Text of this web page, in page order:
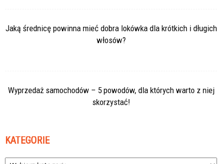
Jaką średnicę powinna mieć dobra lokówka dla krótkich i długich
włosów?
Wyprzedaż samochodów – 5 powodów, dla których warto z niej
skorzystać!
KATEGORIE
Kategorie